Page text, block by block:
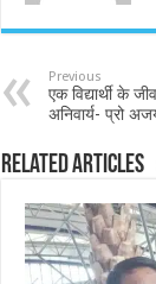
Previous
एक विद्यार्थी के
अनिवार्य- प्रो
Related Articles